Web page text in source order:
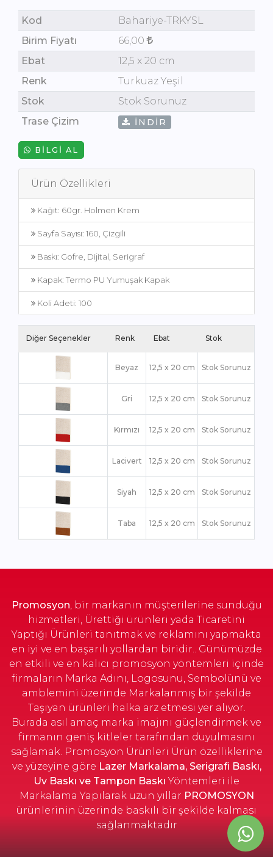
Kod
Bahariye-TRKYSL
Birim Fiyatı
66,00
Ebat
12,5 x 20 cm
Renk
Turkuaz Yeşil
Stok
Stok Sorunuz
Trase Çizim
İNDIR
BILGI AL
Ürün Özellikleri
Kağıt: 60gr. Holmen Krem
Sayfa Sayısı: 160, Çizgili
Baskı: Gofre, Dijital, Serigraf
Kapak: Termo PU Yumuşak Kapak
Koli Adeti: 100
Diğer Seçenekler Renk Ebat Stok
Beyaz 12,5 x 20 cm Stok Sorunuz
Gri 12,5 x 20 cm Stok Sorunuz
Kırmızı 12,5 x 20 cm Stok Sorunuz
Lacivert 12,5 x 20 cm Stok Sorunuz
Siyah 12,5 x 20 cm Stok Sorunuz
Taba 12,5 x 20 cm Stok Sorunuz
Promosyon, bir markanın müşterilerine sunduğu
hizmetleri, Ürettiği ürünleri yada Ticaretini
Yaptığı Ürünleri tanıtmak ve reklamını yapmakta
en iyi ve en başarılı yollardan biridir.. Günümüzde
en etkili ve en kalıcı promosyon yöntemleri içinde
firmaların Marka Adını, Logosunu, Sembolünü ve
amblemini üzerinde Markalanmış bir şekilde
Taşıyan ürünleri halka arz etmesi yer alıyor.
Burada asıl amaç marka imajını güçlendirmek ve
firmanın geniş kitleler tarafından duyulmasını
sağlamak. Promosyon Ürünleri Ürün özelliklerine
ve yüzeyine göre Lazer Markalama, Serigrafi Baskı,
Uv Baskı ve Tampon Baskı Yöntemleri ile
Markalama Yapılarak uzun yıllar PROMOSYON
ürünlerinin üzerinde baskılı bir şekilde kalması
sağlanmaktadır